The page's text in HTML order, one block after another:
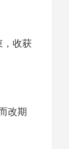
，收获
改期